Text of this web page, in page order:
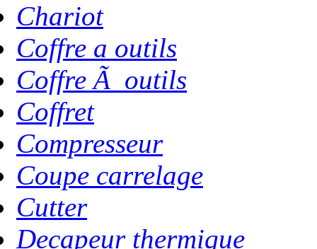
Chariot
Coffre a outils
Coffre Ã outils
Coffret
Compresseur
Coupe carrelage
Cutter
Decapeur thermique